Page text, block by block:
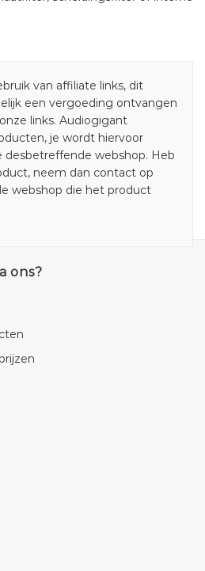
van affiliate links, dit
een vergoeding ontvangen
links. Audiogigant
je wordt hiervoor
desbetreffende webshop. Heb
neem dan contact op
webshop die het product
ons?